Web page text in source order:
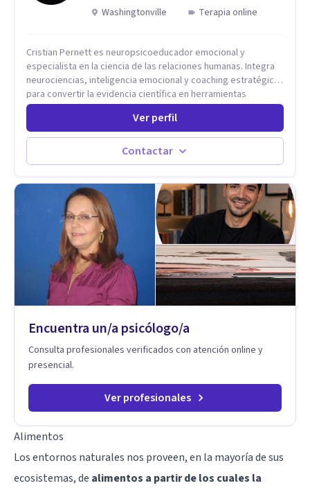
Washingtonville
Terapia online
Cristian Pernett es neuropsicoeducador emocional y
especialista en la ciencia de las relaciones humanas. Integra
neurociencias, inteligencia emocional y coaching estratégico
para convertir la evidencia científica en herramientas
prácticas que mejoran la forma en que las personas viven,
aman, lideran y se comunican. Con más de 20 años de
experiencia, acompaña a personas, parejas y líderes en
procesos de desarrollo personal y profesional. Su trabajo se
centra en la regulación emocional, las relaciones de pareja, la
metodología combina psicología contemporánea,
neurociencias y estrategias de cambio basadas en evidencia
para fortalecer la autoestima, desarrollar habilidades
socioemocionales y promover cambios sostenibles. Como
divulgador científico, acerca la psicología y las neurociencias
a la vida cotidiana mediante contenidos claros, rigurosos y
aplicables, con el propósito de impulsar un bienestar integral.
Ver perfil
Contactar
Encuentra un/a psicólogo/a
Consulta profesionales verificados con atención online y
presencial.
Ver profesionales
Alimentos
Los entornos naturales nos proveen, en la mayoría de sus
ecosistemas, de alimentos a partir de los cuales la